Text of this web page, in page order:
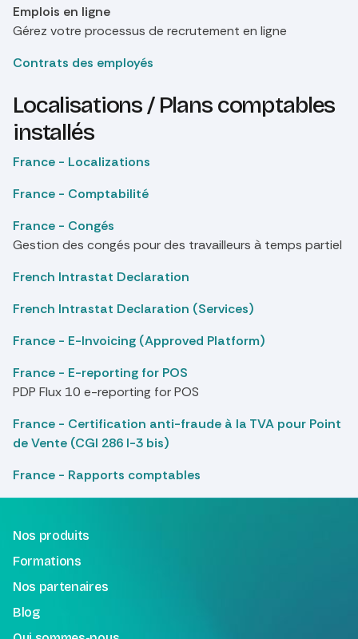
Emplois en ligne
Gérez votre processus de recrutement en ligne
Contrats des employés
Localisations / Plans comptables
installés
France - Localizations
France - Comptabilité
France - Congés
Gestion des congés pour des travailleurs à temps partiel
French Intrastat Declaration
French Intrastat Declaration (Services)
France - E-Invoicing (Approved Platform)
France - E-reporting for POS
PDP Flux 10 e-reporting for POS
France - Certification anti-fraude à la TVA pour Point
de Vente (CGI 286 I-3 bis)
France - Rapports comptables
Nos produits
Formations
Nos partenaires
Blog